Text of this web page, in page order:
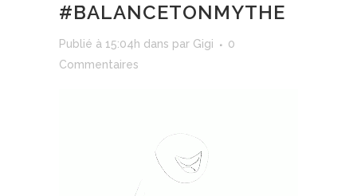
#BALANCETONMYTHE
Publié à 15:04h dans par Gigi
0
Commentaires